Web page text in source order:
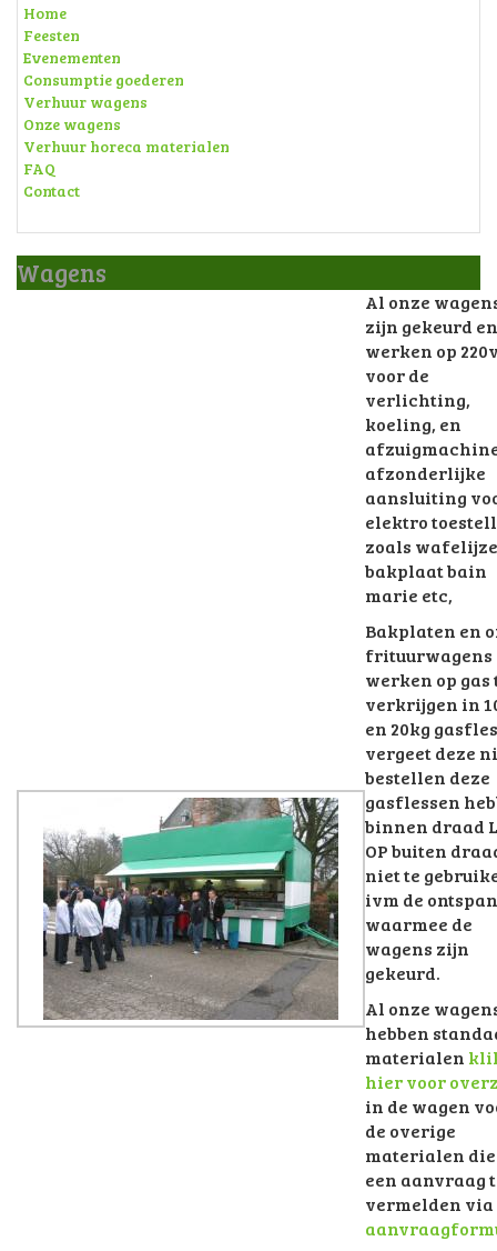
Home
Feesten
Evenementen
Consumptie goederen
Verhuur wagens
Onze wagens
Verhuur horeca materialen
FAQ
Contact
Wagens
Al onze
zijn gekeurd en
werken op
voor de
verlichting,
koeling, en
afzonderlijke
aansluiting
elektro
zoals
bakplaat bain
marie etc,
Bakplaten en
frituurwagens
werken op gas
verkrijgen in
en 20kg
vergeet deze
bestellen deze
gasflessen
binnen draad
OP buiten
niet te
ivm de
waarmee de
wagens zijn
gekeurd.
Al onze
hebben
materialen
hier voor
in de wagen
de overige
materialen
een aanvraag
vermelden via